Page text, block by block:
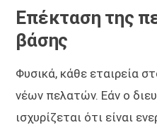
Επέκταση της
βάσης
Φυσικά, κάθε εταιρεία
νέων πελατών. Εάν ο
ισχυρίζεται ότι είναι